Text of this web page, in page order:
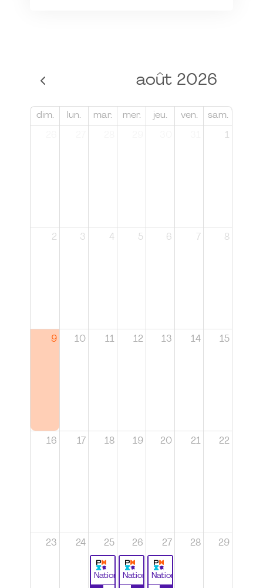
août 2026
dim. lun. mar. mer. jeu. ven. sam.
1
2 3 4 5 6 7 8
9 10 11 12 13 14 15
16 17 18 19 20 21 22
23 24 25
National
26
National
27
National
28 29